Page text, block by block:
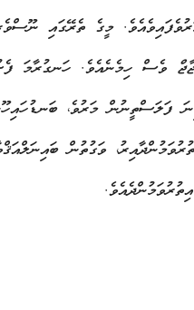
މީގެ ތެރޭގައި
ފަލަސްތީނުން މަރުވެ،
ވަގުތުން